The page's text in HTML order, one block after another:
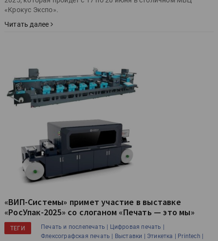
«Крокус Экспо».
Читать далее
«ВИП-Системы» примет участие в выставке
«РосУпак-2025» со слоганом «Печать — это мы»
ТЕГИ Печать и послепечать | Цифровая печать |
Флексографская печать | Выставки | Этикетка | Printech |